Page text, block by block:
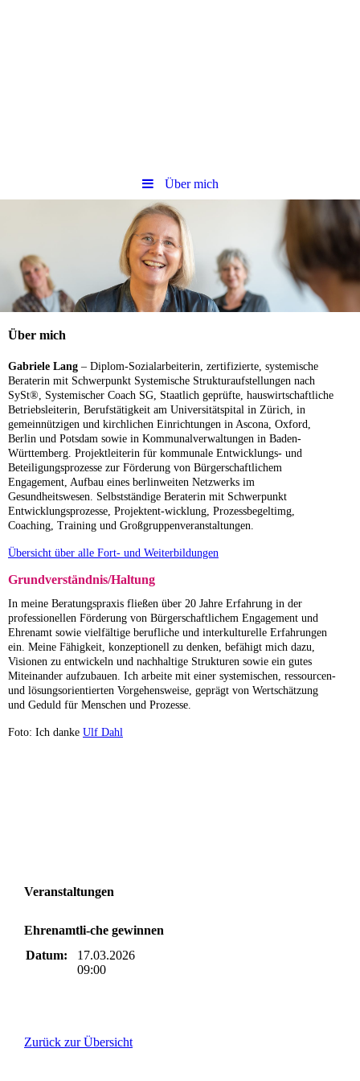
Über mich
Über mich
Gabriele Lang – Diplom-Sozialarbeiterin, zertifizierte, systemische
Beraterin mit Schwerpunkt Systemische Strukturaufstellungen nach
SySt®, Systemischer Coach SG, Staatlich geprüfte, hauswirtschaftliche
Betriebsleiterin, Berufstätigkeit am Universitätspital in Zürich, in
gemeinnützigen und kirchlichen Einrichtungen in Ascona, Oxford,
Berlin und Potsdam sowie in Kommunalverwaltungen in Baden-
Württemberg. Projektleiterin für kommunale Entwicklungs- und
Beteiligungsprozesse zur Förderung von Bürgerschaftlichem
Engagement, Aufbau eines berlinweiten Netzwerks im
Gesundheitswesen. Selbstständige Beraterin mit Schwerpunkt
Entwicklungsprozesse, Projektent-wicklung, Prozessbegeltimg,
Coaching, Training und Großgruppenveranstaltungen.
Übersicht über alle Fort- und Weiterbildungen
Grundverständnis/Haltung
In meine Beratungspraxis fließen über 20 Jahre Erfahrung in der
professionellen Förderung von Bürgerschaftlichem Engagement und
Ehrenamt sowie vielfältige berufliche und interkulturelle Erfahrungen
ein. Meine Fähigkeit, konzeptionell zu denken, befähigt mich dazu,
Visionen zu entwickeln und nachhaltige Strukturen sowie ein gutes
Miteinander aufzubauen. Ich arbeite mit einer systemischen, ressourcen-
und lösungsorientierten Vorgehensweise, geprägt von Wertschätzung
und Geduld für Menschen und Prozesse.
Foto: Ich danke Ulf Dahl
Veranstaltungen
Ehrenamtli-che gewinnen
Datum:
17.03.2026
09:00
Zurück zur Übersicht